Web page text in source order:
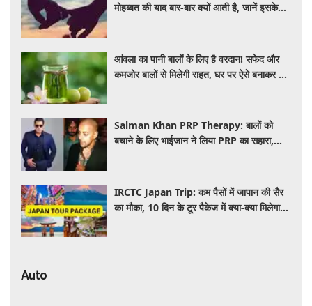
मोहब्बत की याद बार-बार क्यों आती है, जानें इसके
आंवला का पानी बालों के लिए है वरदान! सफेद और
कमजोर बालों से मिलेगी राहत, घर पर ऐसे बनाकर करें
Salman Khan PRP Therapy: बालों को
बचाने के लिए भाईजान ने लिया PRP का सहारा,
IRCTC Japan Trip: कम पैसों में जापान की सैर
का मौका, 10 दिन के टूर पैकेज में क्या-क्या मिलेगा?
Auto